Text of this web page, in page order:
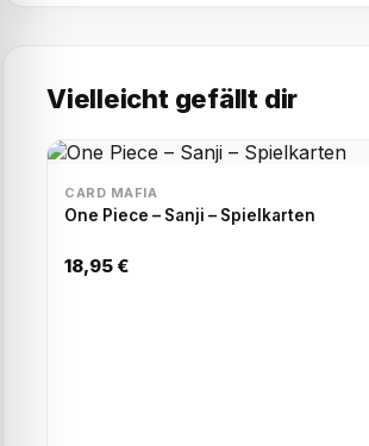
Vielleicht gefällt dir
CARD MAFIA
One Piece – Sanji – Spielkarten
18,95 €